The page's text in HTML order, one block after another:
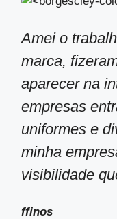
Amei o
marca,
aparecer na
empresas
uniformes e
minha
visibilidade
ffinos